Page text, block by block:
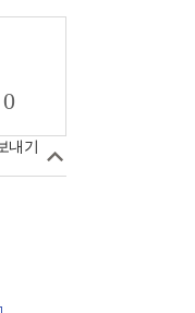
0
내기